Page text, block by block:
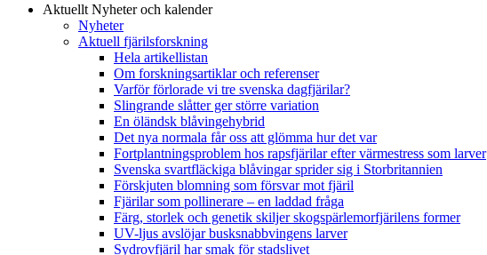
Aktuellt Nyheter och kalender
Nyheter
Aktuell fjärilsforskning
Hela artikellistan
Om forskningsartiklar och referenser
Varför förlorade vi tre svenska dagfjärilar?
Slingrande slåtter ger större variation
En öländsk blåvingehybrid
Det nya normala får oss att glömma hur det var
Fortplantningsproblem hos rapsfjärilar efter värmestress som larver
Svenska svartfläckiga blåvingar sprider sig i Storbritannien
Förskjuten blomning som försvar mot fjäril
Fjärilar som pollinerare – en laddad fråga
Färg, storlek och genetik skiljer skogspärlemorfjärilens former
UV-ljus avslöjar busksnabbvingens larver
Sydrovfjäril har smak för stadslivet